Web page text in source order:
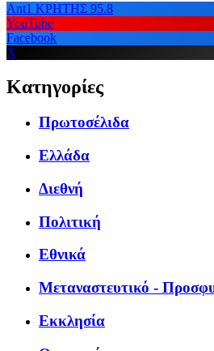
Ant1 ΚΡΗΤΗΣ 95.8
YouTube
Facebook
X
Κατηγορίες
Πρωτοσέλιδα
Ελλάδα
Διεθνή
Πολιτική
Εθνικά
Μεταναστευτικό -
Εκκλησία